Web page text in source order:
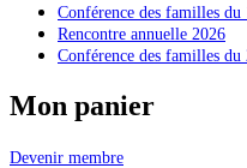
Conférence des familles
Rencontre annuelle 2026
Conférence des familles
Mon panier
Devenir membre